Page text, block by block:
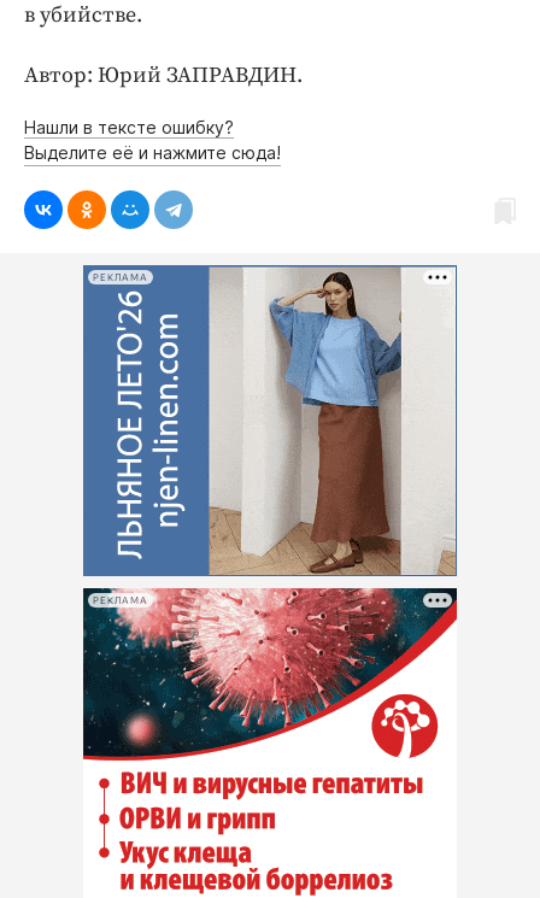
в убийстве.
Автор: Юрий ЗАПРАВДИН.
Нашли в тексте ошибку?
Выделите её и нажмите сюда!
РЕКЛАМА
РЕКЛАМА